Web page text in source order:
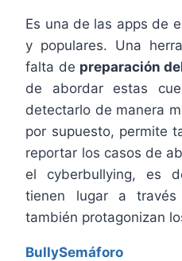
Es una de las apps de
y populares. Una
falta de preparación
de abordar estas
detectarlo de manera
por supuesto, permite
reportar los casos de
el cyberbullying, es
tienen lugar a
también protagonizan
BullySemáforo